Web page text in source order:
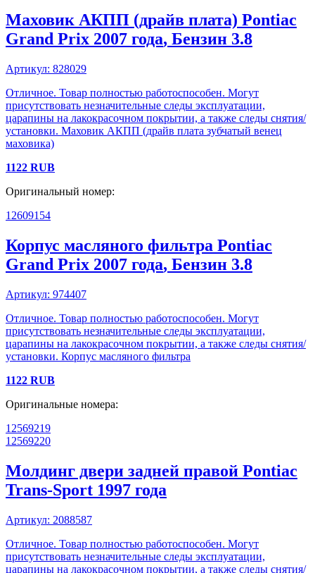
Маховик АКПП (драйв плата) Pontiac
Grand Prix 2007 года, Бензин 3.8
Артикул: 828029
Отличное. Товар полностью работоспособен. Могут
присутствовать незначительные следы эксплуатации,
царапины на лакокрасочном покрытии, а также следы снятия/
установки. Маховик АКПП (драйв плата зубчатый венец
маховика)
1122 RUB
Оригинальный номер:
12609154
Корпус масляного фильтра Pontiac
Grand Prix 2007 года, Бензин 3.8
Артикул: 974407
Отличное. Товар полностью работоспособен. Могут
присутствовать незначительные следы эксплуатации,
царапины на лакокрасочном покрытии, а также следы снятия/
установки. Корпус масляного фильтра
1122 RUB
Оригинальные номера:
12569219
12569220
Молдинг двери задней правой Pontiac
Trans-Sport 1997 года
Артикул: 2088587
Отличное. Товар полностью работоспособен. Могут
присутствовать незначительные следы эксплуатации,
царапины на лакокрасочном покрытии, а также следы снятия/